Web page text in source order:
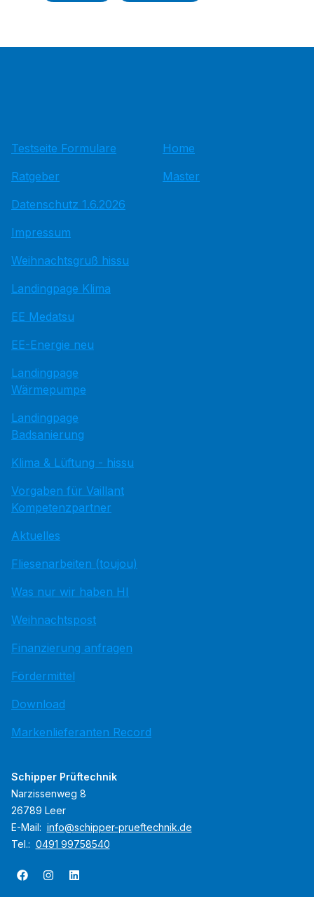
Testseite Formulare
Ratgeber
Datenschutz 1.6.2026
Impressum
Weihnachtsgruß hissu
Landingpage Klima
EE Medatsu
EE-Energie neu
Landingpage
Wärmepumpe
Landingpage
Badsanierung
Klima & Lüftung - hissu
Vorgaben für Vaillant
Kompetenzpartner
Aktuelles
Fliesenarbeiten (toujou)
Was nur wir haben HI
Weihnachtspost
Finanzierung anfragen
Fördermittel
Download
Markenlieferanten Record
Home
Master
Schipper Prüftechnik
Narzissenweg 8
26789 Leer
E-Mail: info@schipper-prueftechnik.de
Tel.: 0491 99758540